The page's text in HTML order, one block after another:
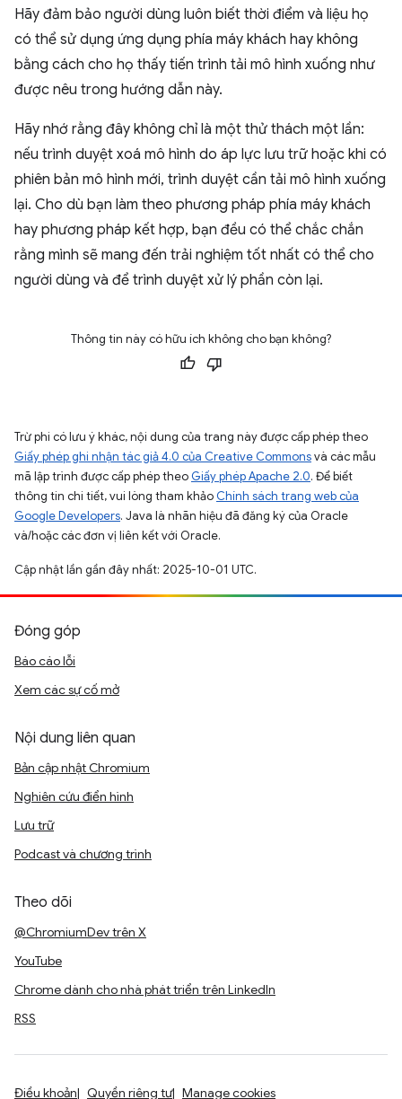
Hãy đảm bảo người dùng luôn biết thời điểm và liệu họ
có thể sử dụng ứng dụng phía máy khách hay không
bằng cách cho họ thấy tiến trình tải mô hình xuống như
được nêu trong hướng dẫn này.
Hãy nhớ rằng đây không chỉ là một thử thách một lần:
nếu trình duyệt xoá mô hình do áp lực lưu trữ hoặc khi có
phiên bản mô hình mới, trình duyệt cần tải mô hình xuống
lại. Cho dù bạn làm theo phương pháp phía máy khách
hay phương pháp kết hợp, bạn đều có thể chắc chắn
rằng mình sẽ mang đến trải nghiệm tốt nhất có thể cho
người dùng và để trình duyệt xử lý phần còn lại.
Thông tin này có hữu ích không cho bạn không?
Trừ phi có lưu ý khác, nội dung của trang này được cấp phép theo
Giấy phép ghi nhận tác giả 4.0 của Creative Commonsvà các mẫu
mã lập trình được cấp phép theo Giấy phép Apache 2.0. Để biết
thông tin chi tiết, vui lòng tham khảo Chính sách trang web của
Google Developers. Java là nhãn hiệu đã đăng ký của Oracle
và/hoặc các đơn vị liên kết với Oracle.
Cập nhật lần gần đây nhất: 2025-10-01 UTC.
Đóng góp
Báo cáo lỗi
Xem các sự cố mở
Nội dung liên quan
Bản cập nhật Chromium
Nghiên cứu điển hình
Lưu trữ
Podcast và chương trình
Theo dõi
@ChromiumDev trên X
YouTube
Chrome dành cho nhà phát triển trên LinkedIn
RSS
Điều khoản Quyền riêng tư Manage cookies